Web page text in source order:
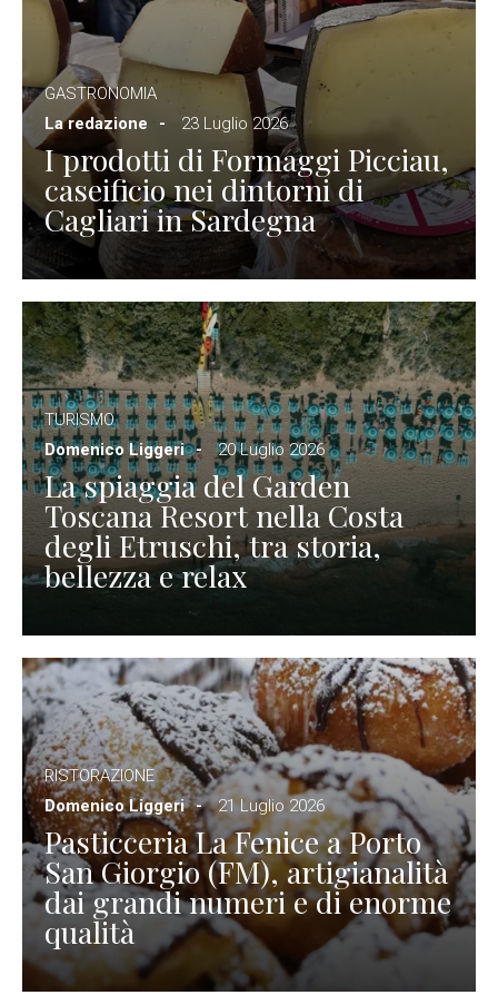
GASTRONOMIA
La redazione
23 Luglio 2026
I prodotti di Formaggi Picciau,
caseificio nei dintorni di
Cagliari in Sardegna
TURISMO
Domenico Liggeri
20 Luglio 2026
La spiaggia del Garden
Toscana Resort nella Costa
degli Etruschi, tra storia,
bellezza e relax
RISTORAZIONE
Domenico Liggeri
21 Luglio 2026
Pasticceria La Fenice a Porto
San Giorgio (FM), artigianalità
dai grandi numeri e di enorme
qualità